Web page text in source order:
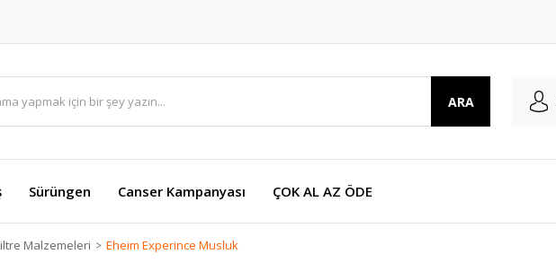
ARA
Sürüngen Canser Kampanyası ÇOK AL AZ ÖDE
Malzemeleri Eheim Experince Musluk